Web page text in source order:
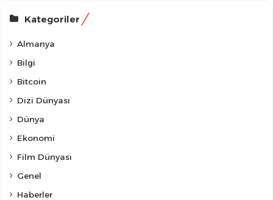
Kategoriler
Almanya
Bilgi
Bitcoin
Dizi Dünyası
Dünya
Ekonomi
Film Dünyası
Genel
Haberler